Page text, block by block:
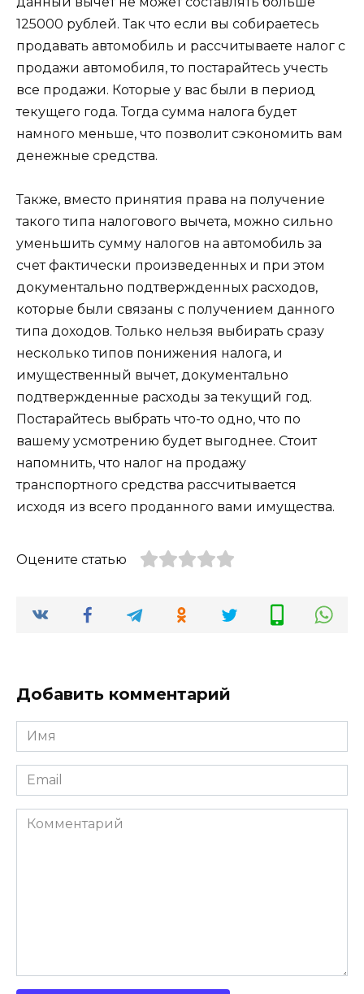
125000 рублей. Так что если вы собираетесь
продавать автомобиль и рассчитываете налог с
продажи автомобиля, то постарайтесь учесть
все продажи. Которые у вас были в период
текущего года. Тогда сумма налога будет
намного меньше, что позволит сэкономить вам
денежные средства.
Также, вместо принятия права на получение
такого типа налогового вычета, можно сильно
уменьшить сумму налогов на автомобиль за
счет фактически произведенных и при этом
документально подтвержденных расходов,
которые были связаны с получением данного
типа доходов. Только нельзя выбирать сразу
несколько типов понижения налога, и
имущественный вычет, документально
подтвержденные расходы за текущий год.
Постарайтесь выбрать что-то одно, что по
вашему усмотрению будет выгоднее. Стоит
напомнить, что налог на продажу
транспортного средства рассчитывается
исходя из всего проданного вами имущества.
Оцените статью
Добавить комментарий
Имя
*
Email
*
Комментарий